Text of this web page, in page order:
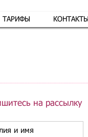
ТАРИФЫ КОНТАКТЫ
на рассылку